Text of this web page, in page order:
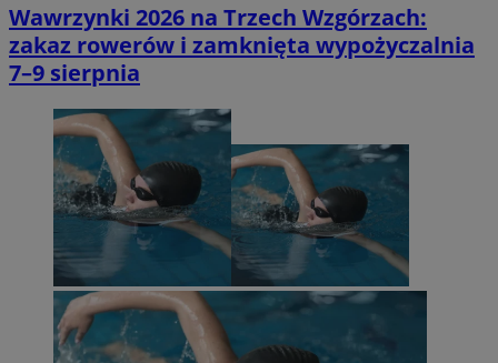
Wawrzynki 2026 na Trzech Wzgórzach:
zakaz rowerów i zamknięta wypożyczalnia
7–9 sierpnia